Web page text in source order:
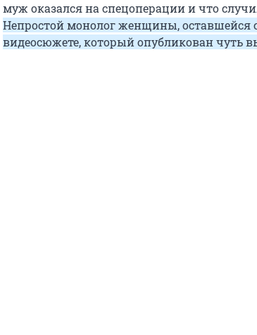
муж оказался на спецоперации и что
Непростой монолог женщины, оставшейся
видеосюжете, который опубликован чуть